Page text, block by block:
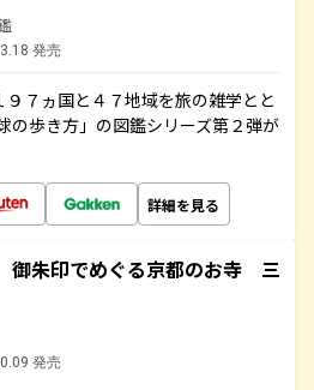
発売
７ヵ国と４７地域を旅の雑学とと
の歩き方」の図鑑シリーズ第２弾が
詳細を見る
朱印でめぐる京都のお寺 三
発売